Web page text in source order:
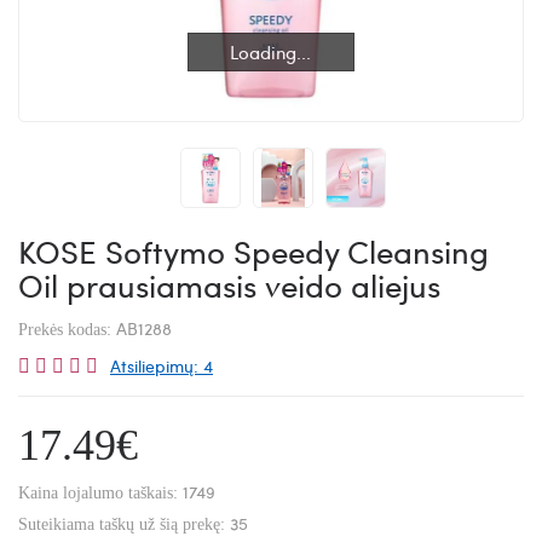
Loading...
Loading...
KOSE Softymo Speedy Cleansing
Oil prausiamasis veido aliejus
Prekės kodas: AB1288
Atsiliepimų: 4
17.49€
Kaina lojalumo taškais: 1749
Suteikiama taškų už šią prekę: 35